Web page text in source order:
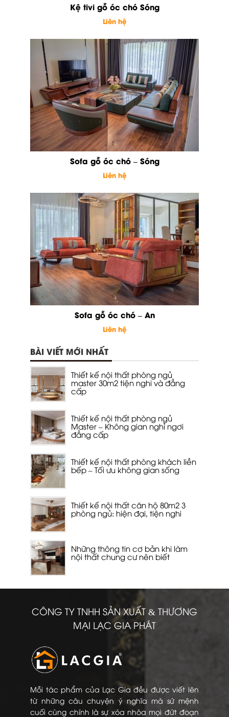
Kệ tivi gỗ óc chó Sóng
Liên hệ
Sofa gỗ óc chó – Sóng
Liên hệ
Sofa gỗ óc chó – An
Liên hệ
BÀI VIẾT MỚI NHẤT
Thiết kế nội thất phòng ngủ
master 30m2 tiện nghi và đẳng
cấp
Thiết kế nội thất phòng ngủ
Master – Không gian nghỉ ngơi
đẳng cấp
Thiết kế nội thất phòng khách liền
bếp – Tối ưu không gian sống
Thiết kế nội thất căn hộ 80m2 3
phòng ngủ: hiện đại, tiện nghi
Những thông tin cơ bản khi làm
nội thất chung cư nên biết
CÔNG TY TNHH SẢN XUẤT & THƯƠNG
MẠI LẠC GIA PHÁT
Mỗi tác phẩm của Lạc Gia đều được viết lên
từ những câu chuyện ý nghĩa mà sứ mệnh
cuối cùng chính là sự xóa nhòa mọi đứt đoạn